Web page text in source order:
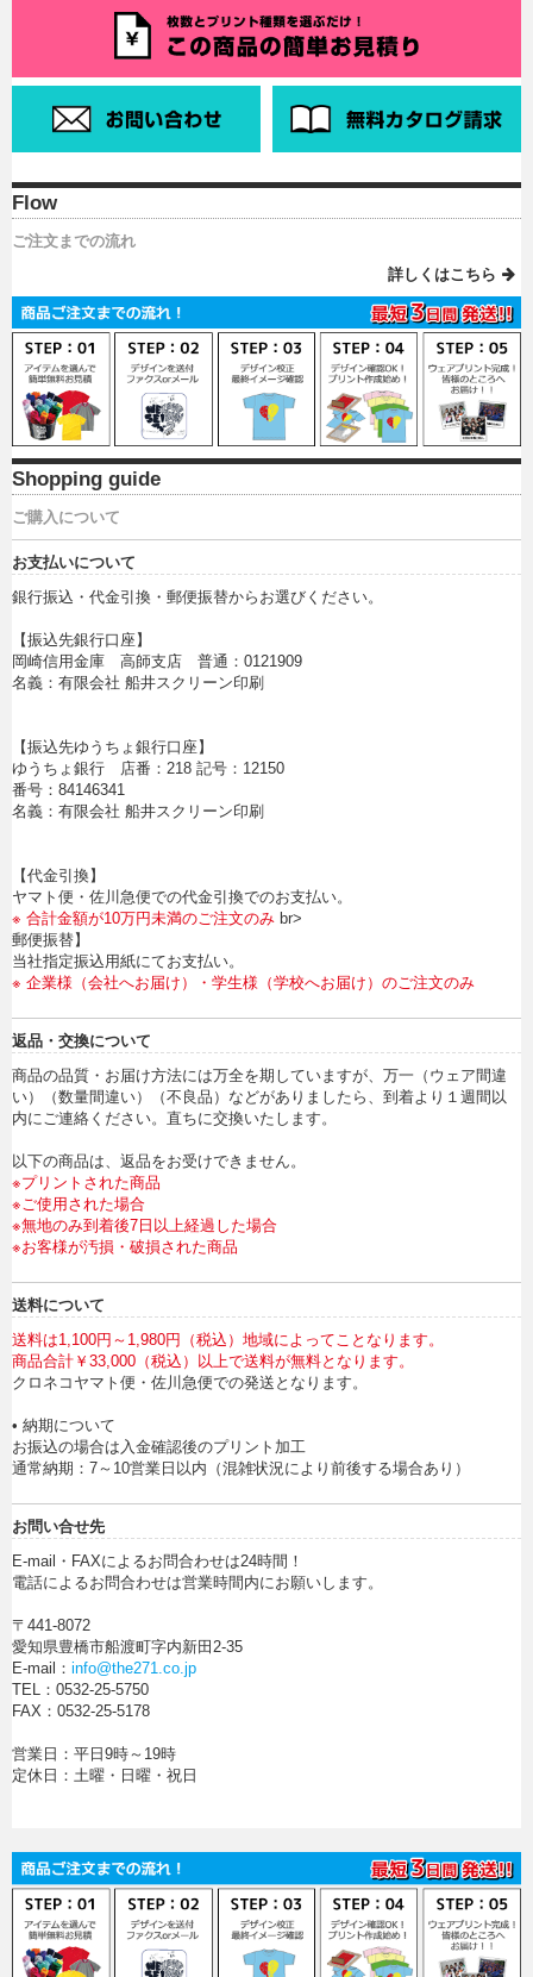
Flow
ご注文までの流れ
詳しくはこちら
Shopping guide
ご購入について
お支払いについて
銀行振込・代金引換・郵便振替からお選びください。
【振込先銀行口座】
岡崎信用金庫 高師支店 普通：0121909
名義：有限会社 船井スクリーン印刷
【振込先ゆうちょ銀行口座】
ゆうちょ銀行 店番：218 記号：12150
番号：84146341
名義：有限会社 船井スクリーン印刷
【代金引換】
ヤマト便・佐川急便での代金引換でのお支払い。
※ 合計金額が10万円未満のご注文のみ br>
郵便振替】
当社指定振込用紙にてお支払い。
※ 企業様（会社へお届け）・学生様（学校へお届け）のご注文のみ
返品・交換について
商品の品質・お届け方法には万全を期していますが、万一（ウェア間違
い）（数量間違い）（不良品）などがありましたら、到着より１週間以
内にご連絡ください。直ちに交換いたします。
以下の商品は、返品をお受けできません。
※プリントされた商品
※ご使用された場合
※無地のみ到着後7日以上経過した場合
※お客様が汚損・破損された商品
送料について
送料は1,100円～1,980円（税込）地域によってことなります。
商品合計￥33,000（税込）以上で送料が無料となります。
クロネコヤマト便・佐川急便での発送となります。
• 納期について
お振込の場合は入金確認後のプリント加工
通常納期：7～10営業日以内（混雑状況により前後する場合あり）
お問い合せ先
E-mail・FAXによるお問合わせは24時間！
電話によるお問合わせは営業時間内にお願いします。
〒441-8072
愛知県豊橋市船渡町字内新田2-35
E-mail： info@the271.co.jp
TEL：0532-25-5750
FAX：0532-25-5178
営業日：平日9時～19時
定休日：土曜・日曜・祝日